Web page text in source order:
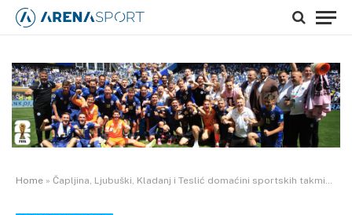
Home » Čapljina, Ljubuški, Kladanj i Teslić domaćini sportskih takmičenja i druženja za najmlađe